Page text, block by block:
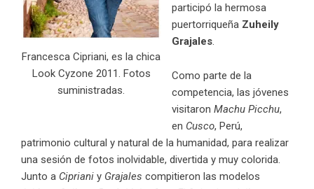
Francesca Cipriani, es la chica
Look Cyzone 2011. Fotos
suministradas.
participó la hermosa
puertorriqueña Zuheily
Grajales
Como parte de la
competencia, las jóvenes
visitaron Machu Picchu,
en Cusco, Perú,
patrimonio cultural y natural de la humanidad, para realizar
una sesión de fotos inolvidable, divertida y muy colorida.
Junto a Cipriani y Grajales compitieron las modelos